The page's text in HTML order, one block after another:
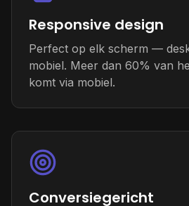
Responsive design
Perfect op elk scherm —
mobiel. Meer dan 60% van
komt via mobiel.
Conversiegericht